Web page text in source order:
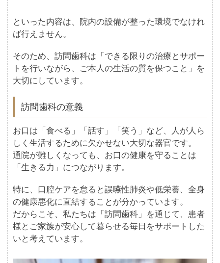
といった内容は、院内の設備が整った環境でなけれ
ば行えません。
そのため、訪問歯科は「できる限りの治療とサポー
トを行いながら、ご本人の生活の質を保つこと」を
大切にしています。
訪問歯科の意義
お口は「食べる」「話す」「笑う」など、人が人ら
しく生活するために欠かせない大切な器官です。
通院が難しくなっても、お口の健康を守ることは
「生きる力」につながります。
特に、口腔ケアを怠ると誤嚥性肺炎や低栄養、全身
の健康悪化に直結することが分かっています。
だからこそ、私たちは「訪問歯科」を通じて、患者
様とご家族が安心して暮らせる毎日をサポートした
いと考えています。